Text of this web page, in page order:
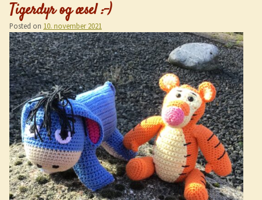
Tigerdyr og æsel :-)
Posted on 10. november 2021